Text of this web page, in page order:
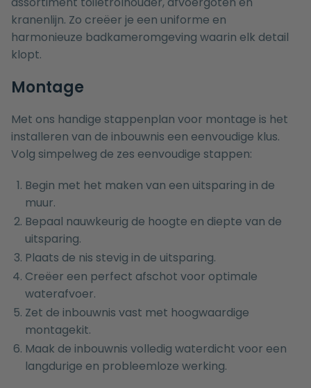
kranenlijn. Zo creëer je een uniforme en
harmonieuze badkameromgeving waarin elk detail
klopt.
Montage
Met ons handige stappenplan voor montage is het
installeren van de inbouwnis een eenvoudige klus.
Volg simpelweg de zes eenvoudige stappen:
Begin met het maken van een uitsparing in de
muur.
Bepaal nauwkeurig de hoogte en diepte van de
uitsparing.
Plaats de nis stevig in de uitsparing.
Creëer een perfect afschot voor optimale
waterafvoer.
Zet de inbouwnis vast met hoogwaardige
montagekit.
Maak de inbouwnis volledig waterdicht voor een
langdurige en probleemloze werking.